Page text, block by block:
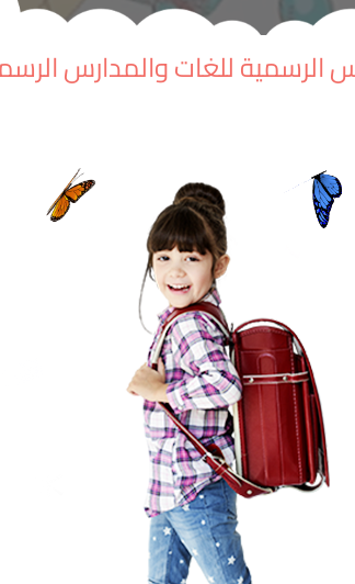
الرسمية للغات والمدارس